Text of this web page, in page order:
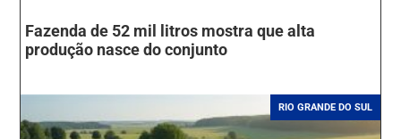
Fazenda de 52 mil litros mostra que alta
produção nasce do conjunto
RIO GRANDE DO SUL